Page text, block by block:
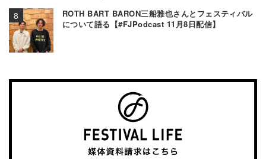
ROTH BART BARON三船雅也さんとフェスティバル
について語る【#FJPodcast 11月8日配信】